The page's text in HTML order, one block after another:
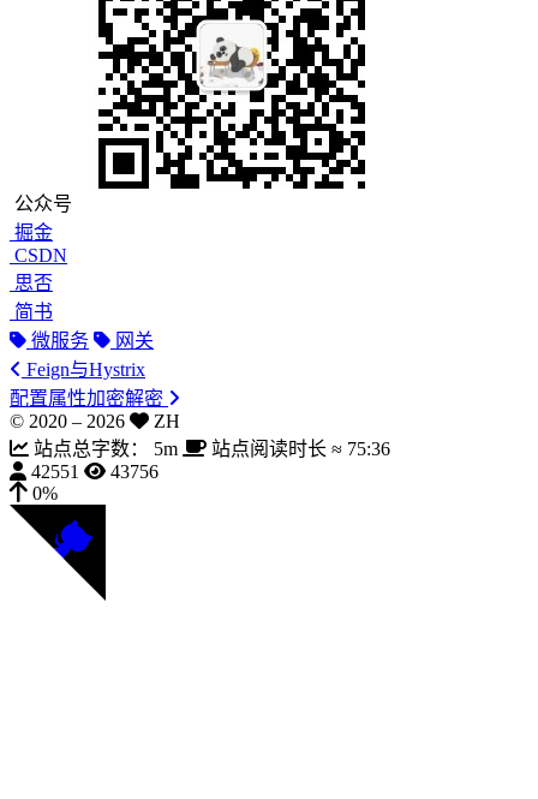
公众号
掘金
CSDN
思否
简书
微服务
网关
Feign与Hystrix
配置属性加密解密
© 2020 – 2026
ZH
站点总字数：
5m 站点阅读时长 ≈ 75:36
42551
43756
0%